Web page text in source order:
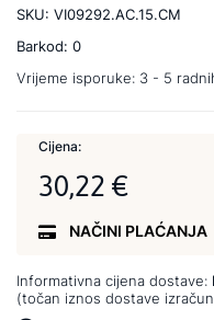
SKU: VI09292.AC.15.CM
Barkod: 0
Vrijeme isporuke: 3 - 5
Cijena:
30,22 €
NAČINI PLAĆANJA
Informativna cijena dostave:
(točan iznos dostave